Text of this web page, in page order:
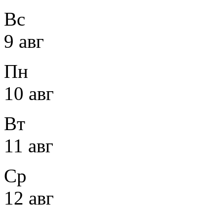
Вс
9 авг
Пн
10 авг
Вт
11 авг
Ср
12 авг